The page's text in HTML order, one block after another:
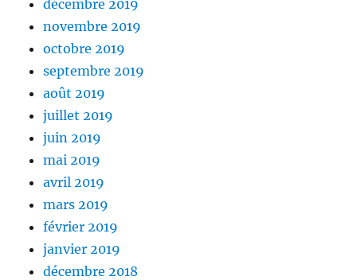
décembre 2019
novembre 2019
octobre 2019
septembre 2019
août 2019
juillet 2019
juin 2019
mai 2019
avril 2019
mars 2019
février 2019
janvier 2019
décembre 2018